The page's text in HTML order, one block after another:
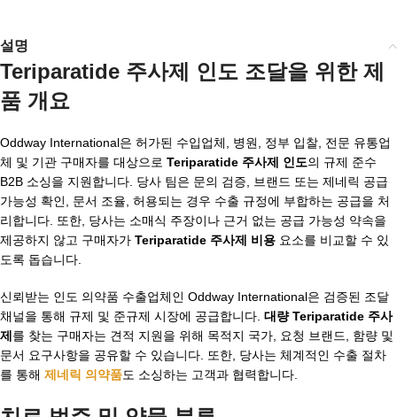
설명
Teriparatide 주사제 인도 조달을 위한 제
품 개요
Oddway International은 허가된 수입업체, 병원, 정부 입찰, 전문 유통업
체 및 기관 구매자를 대상으로 Teriparatide 주사제 인도의 규제 준수
B2B 소싱을 지원합니다. 당사 팀은 문의 검증, 브랜드 또는 제네릭 공급
가능성 확인, 문서 조율, 허용되는 경우 수출 규정에 부합하는 공급을 처
리합니다. 또한, 당사는 소매식 주장이나 근거 없는 공급 가능성 약속을
제공하지 않고 구매자가 Teriparatide 주사제 비용 요소를 비교할 수 있
도록 돕습니다.
신뢰받는 인도 의약품 수출업체인 Oddway International은 검증된 조달
채널을 통해 규제 및 준규제 시장에 공급합니다. 대량 Teriparatide 주사
제 를 찾는 구매자는 견적 지원을 위해 목적지 국가, 요청 브랜드, 함량 및
문서 요구사항을 공유할 수 있습니다. 또한, 당사는 체계적인 수출 절차
를 통해 제네릭 의약품도 소싱하는 고객과 협력합니다.